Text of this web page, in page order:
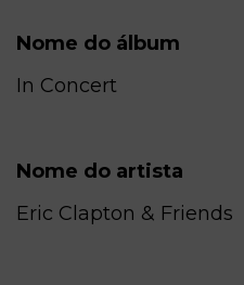
Nome do álbum
In Concert
Nome do artista
Eric Clapton & Friends